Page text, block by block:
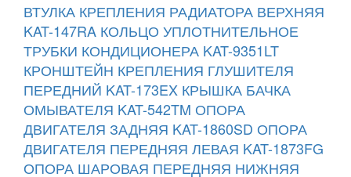
ВТУЛКА КРЕПЛЕНИЯ РАДИАТОРА ВЕРХНЯЯ
KAT-147RA КОЛЬЦО УПЛОТНИТЕЛЬНОЕ
ТРУБКИ КОНДИЦИОНЕРА KAT-9351LT
КРОНШТЕЙН КРЕПЛЕНИЯ ГЛУШИТЕЛЯ
ПЕРЕДНИЙ KAT-173EX КРЫШКА БАЧКА
ОМЫВАТЕЛЯ KAT-542TM ОПОРА
ДВИГАТЕЛЯ ЗАДНЯЯ KAT-1860SD ОПОРА
ДВИГАТЕЛЯ ПЕРЕДНЯЯ ЛЕВАЯ KAT-1873FG
ОПОРА ШАРОВАЯ ПЕРЕДНЯЯ НИЖНЯЯ